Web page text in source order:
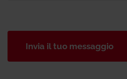
Invia il tuo messaggio